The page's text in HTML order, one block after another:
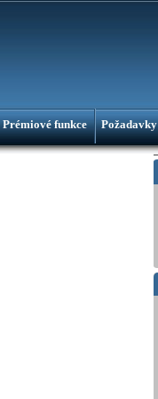
Prémiové funkce Požadavky